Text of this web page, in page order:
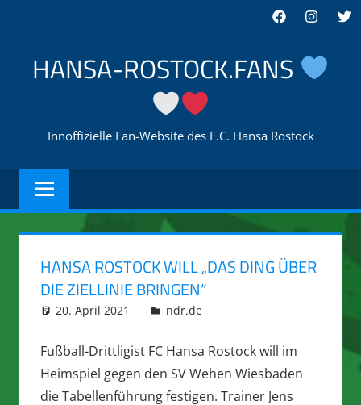
springen
Facebook
HANSA-ROSTOCK.FANS
Innoffizielle Fan-Website des F.C. Hansa Rostock
HANSA ROSTOCK WILL „DAS DING ÜBER
DIE ZIELLINIE BRINGEN“
20. April 2021 integromat
ndr.de
Fußball-Drittligist FC Hansa Rostock will im
Heimspiel gegen den SV Wehen Wiesbaden
die Tabellenführung festigen. Trainer Jens